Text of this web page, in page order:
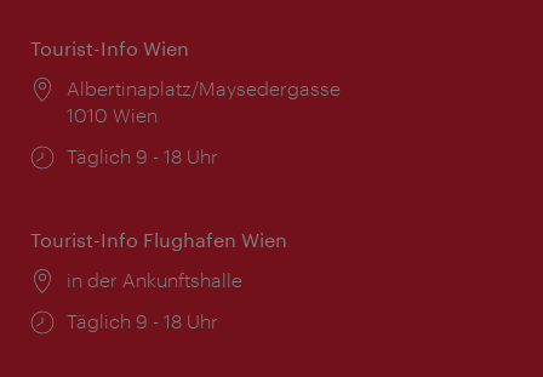
Tourist-Info Wien
Ort:
Albertinaplatz/Maysedergasse
1010 Wien
Öffnungszeiten:
Täglich 9 - 18 Uhr
Tourist-Info Flughafen Wien
Ort:
in der Ankunftshalle
Öffnungszeiten:
Täglich 9 - 18 Uhr